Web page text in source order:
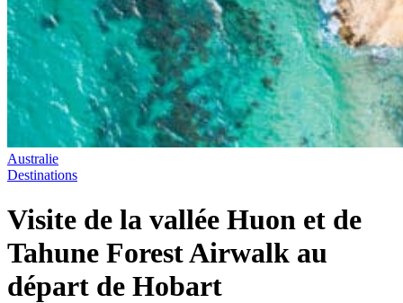
Australie
Destinations
Visite de la vallée Huon et de
Tahune Forest Airwalk au
départ de Hobart